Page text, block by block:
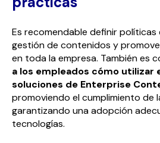
Es recomendable definir políticas
gestión de contenidos y
en toda la empresa. También es
a los empleados cómo utilizar
soluciones de Enterprise
promoviendo el cumplimiento de
garantizando una adopción
tecnologías.